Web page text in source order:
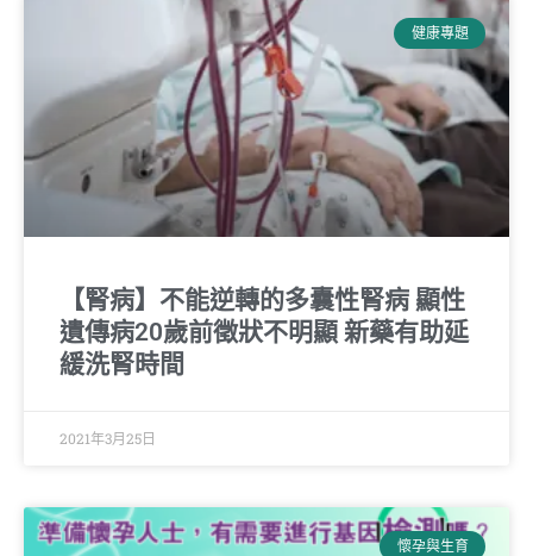
健康專題
【腎病】不能逆轉的多囊性腎病 顯性
遺傳病20歲前徵狀不明顯 新藥有助延
緩洗腎時間
2021年3月25日
懷孕與生育